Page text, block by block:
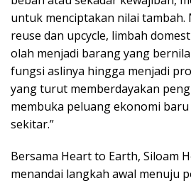
untuk menciptakan nilai tambah.
reuse dan upcycle, limbah
olah menjadi barang yang
fungsi aslinya hingga menjadi
yang turut memberdayakan
membuka peluang ekonomi
sekitar.”
Bersama Heart to Earth, Siloam
menandai langkah awal menuju